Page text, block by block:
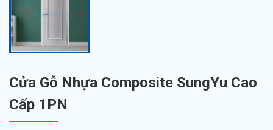
Cửa Gỗ Nhựa Composite SungYu Cao
Cấp 1PN